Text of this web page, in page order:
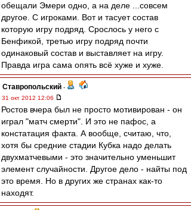
обещали Эмери одно, а на деле ...совсем
другое. С игроками. Вот и тасует состав
которую игру подряд. Срослось у него с
Бенфикой, третью игру подряд почти
одинаковый состав и выставляет на игру.
Правда игра сама опять всё хуже и хуже.
Ставропольский -
31 окт 2012 12:06
Ростов вчера был не просто мотивирован - он
играл "матч смерти". И это не пафос, а
констатация факта. А вообще, считаю, что,
хотя бы средние стадии Кубка надо делать
двухматчевыми - это значительно уменьшит
элемент случайности. Другое дело - найты под
это время. Но в других же странах как-то
находят.